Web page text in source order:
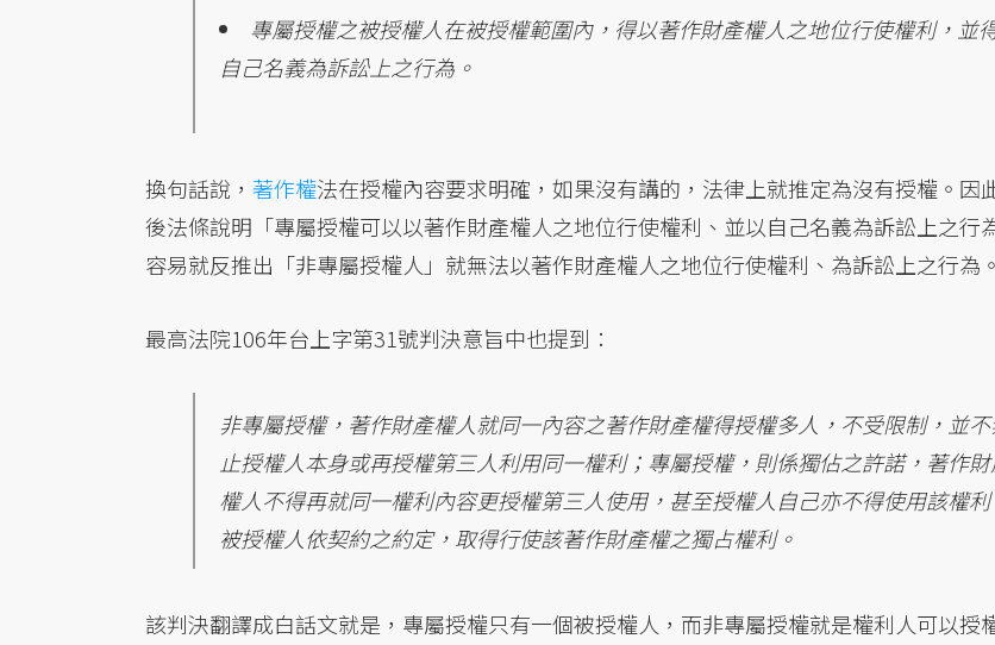
專屬授權之被授權人在被授權範圍內，得以著作財產權人之地位行使權利，並
自己名義為訴訟上之行為。
換句話說， 著作權法在授權內容要求明確，如果沒有講的，法律上就推定為沒有授權。因
後法條說明「專屬授權可以以著作財產權人之地位行使權利、並以自己名義為訴訟上之行
容易就反推出「非專屬授權人」就無法以著作財產權人之地位行使權利、為訴訟上之行為。
最高法院106年台上字第31號判決意旨中也提到：
非專屬授權，著作財產權人就同一內容之著作財產權得授權多人，不受限制，並
止授權人本身或再授權第三人利用同一權利；專屬授權，則係獨佔之許諾，著作
權人不得再就同一權利內容更授權第三人使用，甚至授權人自己亦不得使用該權利
被授權人依契約之約定，取得行使該著作財產權之獨占權利。
該判決翻譯成白話文就是，專屬授權只有一個被授權人，而非專屬授權就是權利人可以授